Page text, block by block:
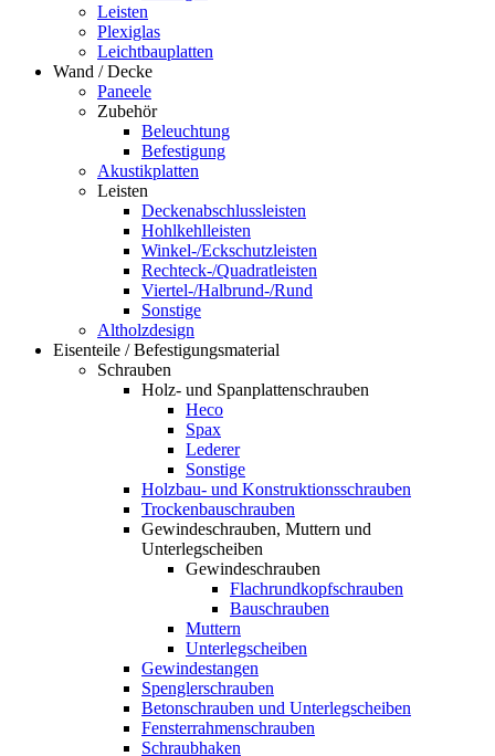
Leisten
Plexiglas
Leichtbauplatten
Wand / Decke
Paneele
Zubehör
Beleuchtung
Befestigung
Akustikplatten
Leisten
Deckenabschlussleisten
Hohlkehlleisten
Winkel-/Eckschutzleisten
Rechteck-/Quadratleisten
Viertel-/Halbrund-/Rund
Sonstige
Altholzdesign
Eisenteile / Befestigungsmaterial
Schrauben
Holz- und Spanplattenschrauben
Heco
Spax
Lederer
Sonstige
Holzbau- und Konstruktionsschrauben
Trockenbauschrauben
Gewindeschrauben, Muttern und
Unterlegscheiben
Gewindeschrauben
Flachrundkopfschrauben
Bauschrauben
Muttern
Unterlegscheiben
Gewindestangen
Spenglerschrauben
Betonschrauben und Unterlegscheiben
Fensterrahmenschrauben
Schraubhaken